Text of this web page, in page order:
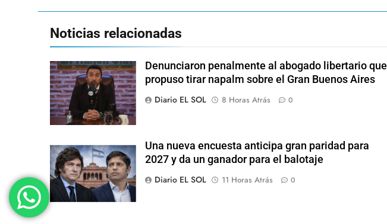
Noticias relacionadas
Denunciaron penalmente al abogado libertario que
propuso tirar napalm sobre el Gran Buenos Aires
Diario EL SOL
8 Horas Atrás 0
Una nueva encuesta anticipa gran paridad para
2027 y da un ganador para el balotaje
Diario EL SOL
11 Horas Atrás 0